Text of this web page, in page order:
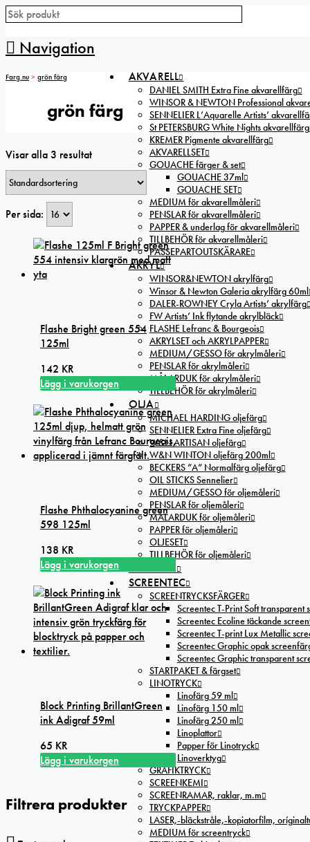
Navigation
AKVARELL
DANIEL SMITH Extra Fine akvarellfärg
WINSOR & NEWTON Professional
SENNELIER L’Aquarelle Artists’
St PETERSBURG White Nights akvarellfärg
KREMER Pigmente akvarellfärg
AKVARELLSET
GOUACHE färger & set
GOUACHE 37ml
GOUACHE SET
MEDIUM för akvarellmåleri
PENSLAR för akvarellmåleri
PAPPER & underlag för akvarellmåleri
TILLBEHÖR för akvarellmåleri
PASSEPARTOUTSKÄRARE
AKRYL
WINSOR&NEWTON akrylfärg
Winsor & Newton Galeria akrylfärg 60ml
DALER-ROWNEY Cryla Artists’ akrylfärg
FW Artists’ Ink flytande akrylbläck
FLASHE Lefranc & Bourgeois
AKRYLSET och AKRYLPAPPER
MEDIUM/GESSO för akrylmåleri
PENSLAR för akrylmåleri
MÅLARDUK för akrylmåleri
TILLBEHÖR för akrylmåleri
OLJA
MICHAEL HARDING oljefärg
SENNELIER Extra Fine oljefärg
W&N ARTISAN oljefärg
W&N WINTON oljefärg 200ml
BECKERS ”A” Normalfärg oljefärg
OIL STICKS Sennelier
MEDIUM/GESSO för oljemåleri
PENSLAR för oljemåleri
MÅLARDUK för oljemåleri
PAPPER för oljemåleri
OLJESET
TILLBEHÖR för oljemåleri
STAFFLIER
SCREENTEC
SCREENTRYCKSFÄRGER
Screentec T-Print Soft transparent
Screentec Ecoline täckande
Screentec T-print Lux Metallic
Screentec Graphic opak
Screentec Graphic transparent
STARTPAKET & färgset
LINOTRYCK
Linofärg 59 ml
Linofärg 150 ml
Linofärg 250 ml
Linoplattor
Papper för Linotryck
Linoverktyg
GRAFIKTRYCK
SCREENKEMI
SCREENRAMAR, raklar, m.m
TRYCKPAPPER
LASER,-bläckstråle,-kopiatorfilm,
MEDIUM för screentryck
Farg.nu > grön färg
grön färg
Visar alla 3 resultat
Per sida:
Flashe Bright green 554
125ml
142 KR
Lägg i varukorgen
Flashe Phthalocyanine green
598 125ml
138 KR
Lägg i varukorgen
Block Printing BrillantGreen
ink Adigraf 59ml
65 KR
Lägg i varukorgen
Filtrera produkter